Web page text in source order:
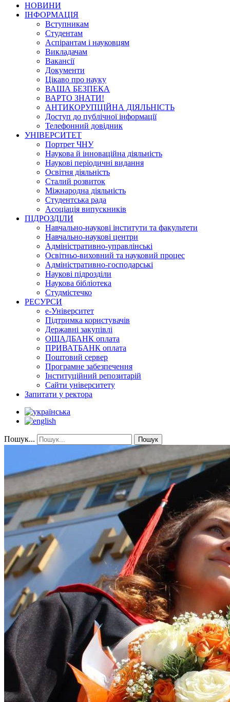
НОВИНИ
ІНФОРМАЦІЯ
Вступникам
Студентам
Аспірантам і науковцям
Викладачам
Вакансії
Документи
Цікаво про науку
ВАША БЕЗПЕКА
ВАРТО ЗНАТИ!
АНТИКОРУПЦІЙНА ДІЯЛЬНІСТЬ
Доступ до публічної інформації
Телефонний довідник
УНІВЕРСИТЕТ
Портрет ЧНУ
Наукова й інноваційна діяльність
Наукові періодичні видання
Освітня діяльність
Сталий розвиток
Міжнародна діяльність
Студентська рада
Асоціація випускників
ПІДРОЗДІЛИ
Навчально-наукові інститути та факультети
Навчально-наукові центри
Адміністративно-управлінські
Освітньо-виховний та науковий процес
Адміністративно-господарські
Наукові підрозділи
Наукова бібліотека
Студмістечко
РЕСУРСИ
е-Університет
Підтримка користувачів
Державні закупівлі
ОЩАДБАНК оплата
ПРИВАТБАНК оплата
Поштовий сервер
Програмне забезпечення
Інституційний репозитарій
Сайти університету
Запитати у ректора
Пошук... Пошук